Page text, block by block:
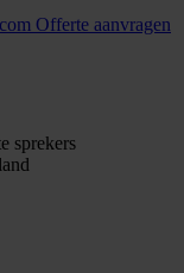
Offerte aanvragen
sprekers